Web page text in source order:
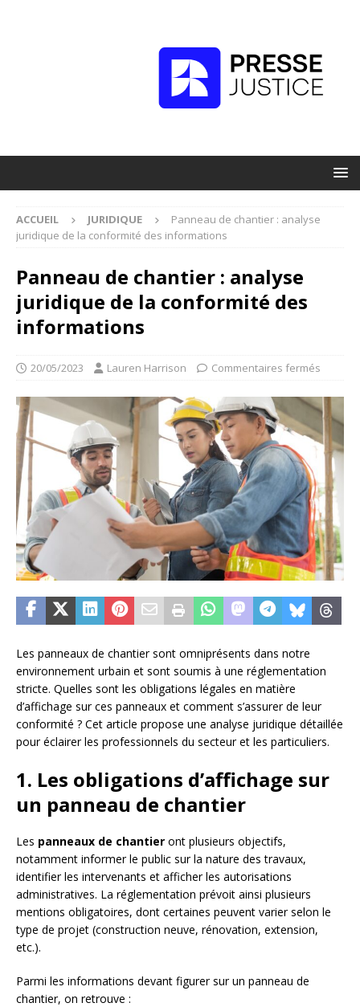
ACCUEIL JURIDIQUE
Panneau de chantier : analyse
juridique de la conformité des informations
Panneau de chantier : analyse
juridique de la conformité des
informations
20/05/2023 Lauren Harrison Commentaires fermés
Les panneaux de chantier sont omniprésents dans notre
environnement urbain et sont soumis à une réglementation
stricte. Quelles sont les obligations légales en matière
d’affichage sur ces panneaux et comment s’assurer de leur
conformité ? Cet article propose une analyse juridique détaillée
pour éclairer les professionnels du secteur et les particuliers.
1. Les obligations d’affichage sur
un panneau de chantier
Les panneaux de chantier ont plusieurs objectifs,
notamment informer le public sur la nature des travaux,
identifier les intervenants et afficher les autorisations
administratives. La réglementation prévoit ainsi plusieurs
mentions obligatoires, dont certaines peuvent varier selon le
type de projet (construction neuve, rénovation, extension,
etc.).
Parmi les informations devant figurer sur un panneau de
chantier, on retrouve :